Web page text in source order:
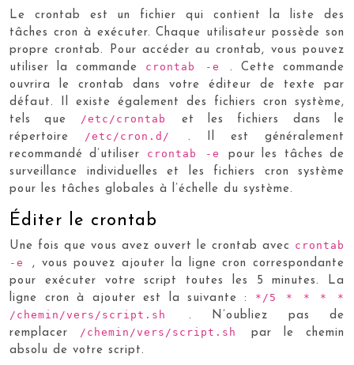
Le crontab est un fichier qui contient la liste des
tâches cron à exécuter. Chaque utilisateur possède son
propre crontab. Pour accéder au crontab, vous pouvez
utiliser la commande crontab -e . Cette commande
ouvrira le crontab dans votre éditeur de texte par
défaut. Il existe également des fichiers cron système,
tels que /etc/crontab et les fichiers dans le
répertoire /etc/cron.d/ . Il est généralement
recommandé d’utiliser crontab -epour les tâches de
surveillance individuelles et les fichiers cron système
pour les tâches globales à l’échelle du système.
Éditer le crontab
Une fois que vous avez ouvert le crontab avec crontab
-e , vous pouvez ajouter la ligne cron correspondante
pour exécuter votre script toutes les 5 minutes. La
ligne cron à ajouter est la suivante : */5 * * * *
/chemin/vers/script.sh . N’oubliez pas de
remplacer /chemin/vers/script.sh par le chemin
absolu de votre script.